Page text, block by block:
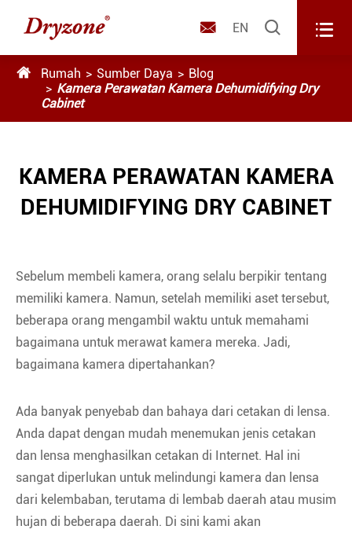
 EN  
 Rumah Sumber Daya
Blog
Kamera Perawatan Kamera Dehumidifying Dry
Cabinet
KAMERA PERAWATAN KAMERA
DEHUMIDIFYING DRY CABINET
Sebelum membeli kamera, orang selalu berpikir tentang
memiliki kamera. Namun, setelah memiliki aset tersebut,
beberapa orang mengambil waktu untuk memahami
bagaimana untuk merawat kamera mereka. Jadi,
bagaimana kamera dipertahankan?
Ada banyak penyebab dan bahaya dari cetakan di lensa.
Anda dapat dengan mudah menemukan jenis cetakan
dan lensa menghasilkan cetakan di Internet. Hal ini
sangat diperlukan untuk melindungi kamera dan lensa
dari kelembaban, terutama di lembab daerah atau musim
hujan di beberapa daerah. Di sini kami akan